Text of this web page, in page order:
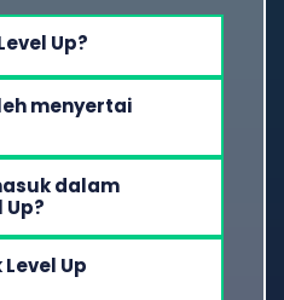
Up?
menyertai
dalam
Up?
Up